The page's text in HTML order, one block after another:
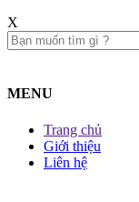
X
MENU
Trang chủ
Giới thiệu
Liên hệ​